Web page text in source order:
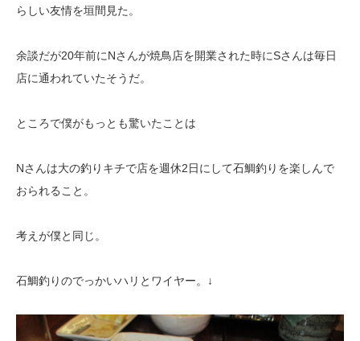
らしい友情を垣間見た。
余談だが20年前にNさんが焼鳥店を開業された時にSさんは毎日
店に通われていたそうだ。
ところで僕がもっとも驚いたことは
Nさんは大の釣りキチで店を週休2日にして石鯛釣りを楽しんで
おられること。
考えが僕と同じ。
石鯛釣りのでっかいハリとワイヤー。↓